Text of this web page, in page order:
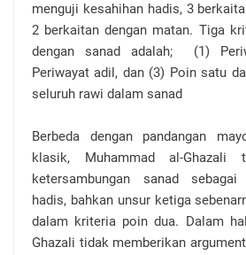
menguji kesahihan hadis, 3
2 berkaitan dengan matan. Tiga
dengan sanad adalah; (1)
Periwayat adil, dan (3) Poin satu
seluruh rawi dalam sanad
Berbeda dengan pandangan
klasik, Muhammad al-Ghazali
ketersambungan sanad
hadis, bahkan unsur ketiga
dalam kriteria poin dua. Dalam
Ghazali tidak memberikan